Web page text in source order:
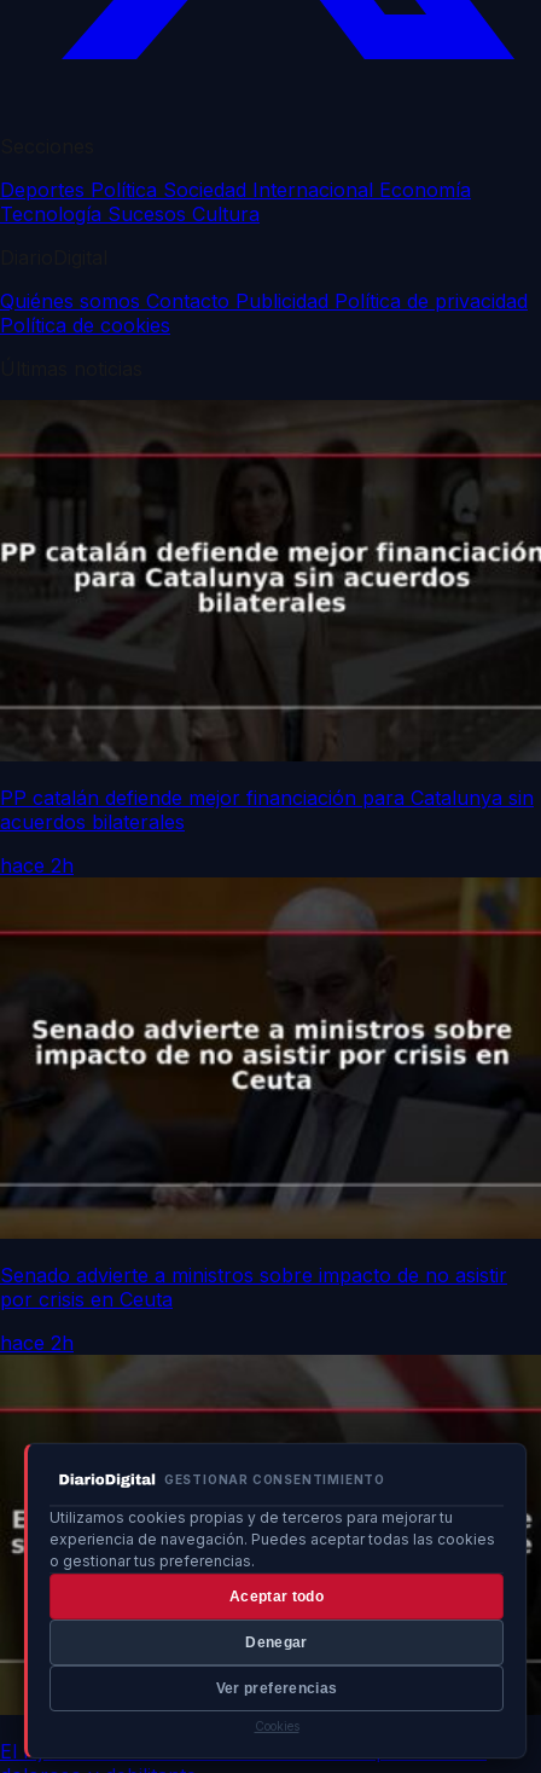
GESTIONAR CONSENTIMIENTO
Utilizamos cookies propias y de terceros para mejorar tu
experiencia de navegación. Puedes aceptar todas las cookies
o gestionar tus preferencias.
Aceptar todo
Denegar
Ver preferencias
Cookies
Deportes Política Sociedad Internacional Economía
Tecnología Sucesos Cultura
Quiénes somos Contacto Publicidad Política de privacidad
Política de cookies
PP catalán defiende mejor financiación para Catalunya sin
acuerdos bilaterales
hace 2h
Senado advierte a ministros sobre impacto de no asistir
por crisis en Ceuta
hace 2h
El hijo de Biden describe el cáncer de su padre como